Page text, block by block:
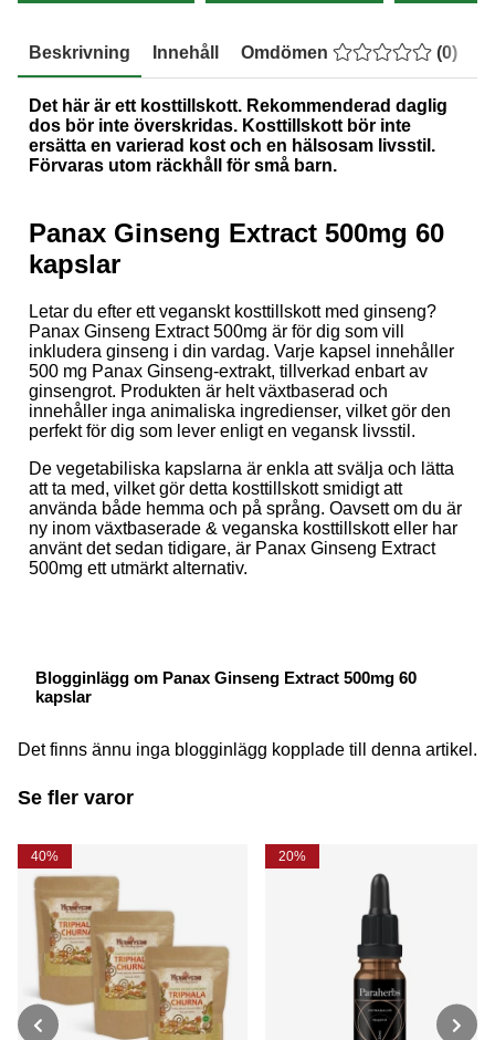
Beskrivning Innehåll Omdömen (0)
Det här är ett kosttillskott. Rekommenderad daglig
dos bör inte överskridas. Kosttillskott bör inte
ersätta en varierad kost och en hälsosam livsstil.
Förvaras utom räckhåll för små barn.
Panax Ginseng Extract 500mg 60
kapslar
Letar du efter ett veganskt kosttillskott med ginseng?
Panax Ginseng Extract 500mg är för dig som vill
inkludera ginseng i din vardag. Varje kapsel innehåller
500 mg Panax Ginseng-extrakt, tillverkad enbart av
ginsengrot. Produkten är helt växtbaserad och
innehåller inga animaliska ingredienser, vilket gör den
perfekt för dig som lever enligt en vegansk livsstil.
De vegetabiliska kapslarna är enkla att svälja och lätta
att ta med, vilket gör detta kosttillskott smidigt att
använda både hemma och på språng. Oavsett om du är
ny inom växtbaserade & veganska kosttillskott eller har
använt det sedan tidigare, är Panax Ginseng Extract
500mg ett utmärkt alternativ.
Blogginlägg om Panax Ginseng Extract 500mg 60
kapslar
Det finns ännu inga blogginlägg kopplade till denna artikel.
Se fler varor
40% 20%